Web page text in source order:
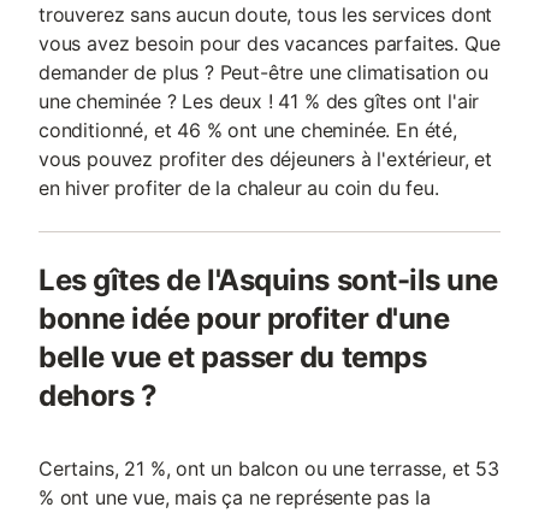
trouverez sans aucun doute, tous les services dont
vous avez besoin pour des vacances parfaites. Que
demander de plus ? Peut-être une climatisation ou
une cheminée ? Les deux ! 41 % des gîtes ont l'air
conditionné, et 46 % ont une cheminée. En été,
vous pouvez profiter des déjeuners à l'extérieur, et
en hiver profiter de la chaleur au coin du feu.
Les gîtes de l'Asquins sont-ils une
bonne idée pour profiter d'une
belle vue et passer du temps
dehors ?
Certains, 21 %, ont un balcon ou une terrasse, et 53
% ont une vue, mais ça ne représente pas la